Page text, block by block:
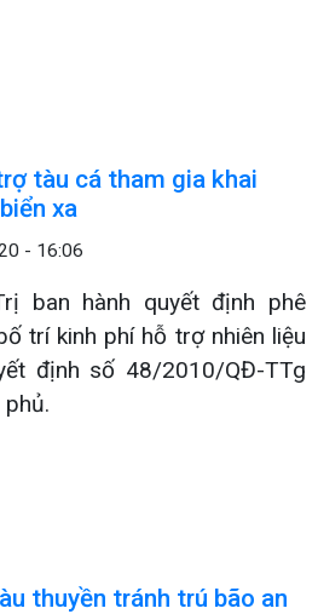
tàu cá tham gia khai
xa
- 16:06
ban hành quyết định phê
trí kinh phí hỗ trợ nhiên liệu
định số 48/2010/QĐ-TTg
thuyền tránh trú bão an